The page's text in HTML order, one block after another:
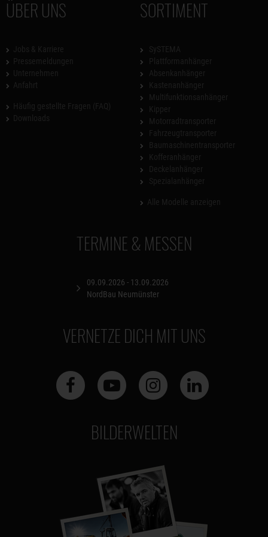
ÜBER UNS SORTIMENT
TERMINE & MESSEN
09.09.2026 - 13.09.2026
NordBau Neumünster
VERNETZE DICH MIT UNS
BILDERWELTEN